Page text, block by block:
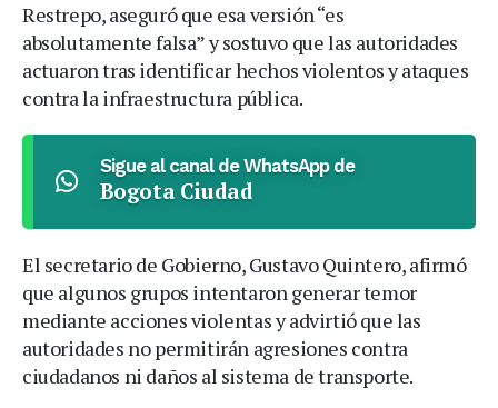
Restrepo, aseguró que esa versión “es
absolutamente falsa” y sostuvo que las autoridades
actuaron tras identificar hechos violentos y ataques
contra la infraestructura pública.
Sigue al canal de WhatsApp de
Bogota Ciudad
El secretario de Gobierno, Gustavo Quintero, afirmó
que algunos grupos intentaron generar temor
mediante acciones violentas y advirtió que las
autoridades no permitirán agresiones contra
ciudadanos ni daños al sistema de transporte.